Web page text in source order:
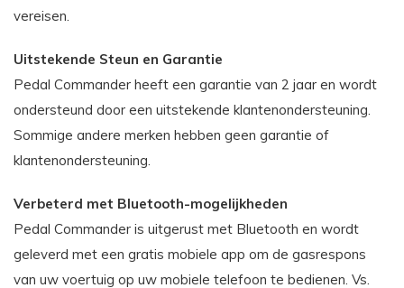
vereisen.
Uitstekende Steun en Garantie
Pedal Commander heeft een garantie van 2 jaar en wordt
ondersteund door een uitstekende klantenondersteuning.
Sommige andere merken hebben geen garantie of
klantenondersteuning.
Verbeterd met Bluetooth-mogelijkheden
Pedal Commander is uitgerust met Bluetooth en wordt
geleverd met een gratis mobiele app om de gasrespons
van uw voertuig op uw mobiele telefoon te bedienen. Vs.